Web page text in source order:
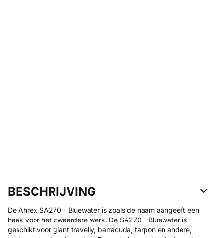
BESCHRIJVING
De Ahrex SA270 - Bluewater is zoals de naam aangeeft een
haak voor het zwaardere werk. De SA270 - Bluewater is
geschikt voor giant travelly, barracuda, tarpon en andere,